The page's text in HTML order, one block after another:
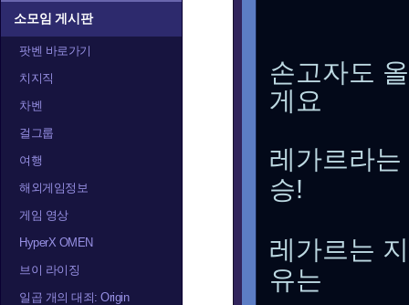
소모임 게시판
팟벤 바로가기
치지직
차벤
걸그룹
여행
해외게임정보
게임 영상
HyperX OMEN
브이 라이징
일곱 개의 대죄: Origin
손고자도
게요
레가르라
승!
레가르는
유는